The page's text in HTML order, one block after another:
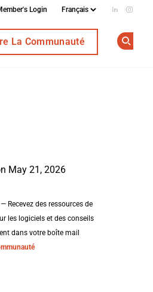
Login Add us
La Communauté
May 21, 2026
Recevez des ressources de
les logiciels et des conseils
dans votre boîte mail